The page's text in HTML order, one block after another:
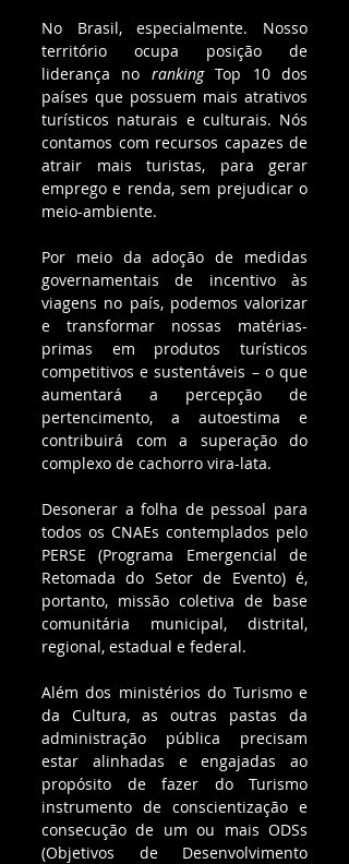
No Brasil, especialmente. Nosso
território ocupa posição de
liderança no ranking Top 10 dos
países que possuem mais atrativos
turísticos naturais e culturais. Nós
contamos com recursos capazes de
atrair mais turistas, para gerar
emprego e renda, sem prejudicar o
meio-ambiente.
Por meio da adoção de medidas
governamentais de incentivo às
viagens no país, podemos valorizar
e transformar nossas matérias-
primas em produtos turísticos
competitivos e sustentáveis – o que
aumentará a percepção de
pertencimento, a autoestima e
contribuirá com a superação do
complexo de cachorro vira-lata.
Desonerar a folha de pessoal para
todos os CNAEs contemplados pelo
PERSE (Programa Emergencial de
Retomada do Setor de Evento) é,
portanto, missão coletiva de base
comunitária municipal, distrital,
regional, estadual e federal.
Além dos ministérios do Turismo e
da Cultura, as outras pastas da
administração pública precisam
estar alinhadas e engajadas ao
propósito de fazer do Turismo
instrumento de conscientização e
consecução de um ou mais ODSs
(Objetivos de Desenvolvimento